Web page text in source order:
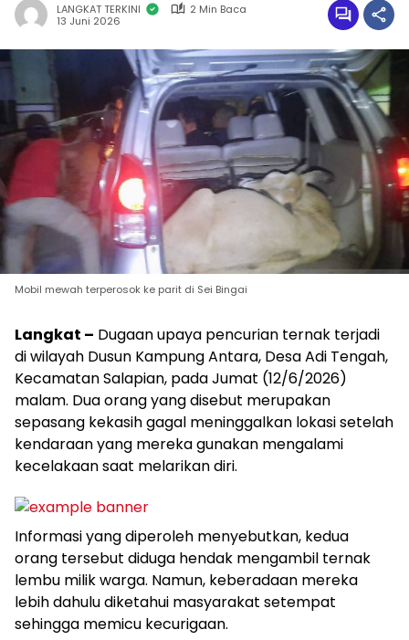
LANGKAT TERKINI
2 Min Baca
13 Juni 2026
Mobil mewah terperosok ke parit di Sei Bingai
Langkat – Dugaan upaya pencurian ternak terjadi
di wilayah Dusun Kampung Antara, Desa Adi Tengah,
Kecamatan Salapian, pada Jumat (12/6/2026)
malam. Dua orang yang disebut merupakan
sepasang kekasih gagal meninggalkan lokasi setelah
kendaraan yang mereka gunakan mengalami
kecelakaan saat melarikan diri.
Informasi yang diperoleh menyebutkan, kedua
orang tersebut diduga hendak mengambil ternak
lembu milik warga. Namun, keberadaan mereka
lebih dahulu diketahui masyarakat setempat
sehingga memicu kecurigaan.